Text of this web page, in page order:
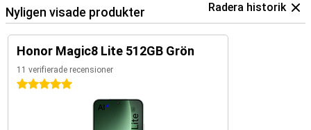
Nyligen visade produkter Radera historik
Honor Magic8 Lite 512GB Grön
11 verifierade recensioner
5 stjärnor